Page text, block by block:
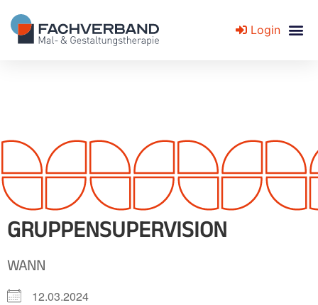
Login
GRUPPENSUPERVISION
WANN
12.03.2024